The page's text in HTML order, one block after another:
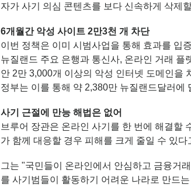
자가 사기 의심 콘텐츠를 보다 신속하게 삭제
6개월간 악성 사이트 2만3천 개 차단
이번 정책은 이미 시범사업을 통해 효과를 입
뉴질랜드 주요 은행과 통신사, 온라인 거래
안 2만 3,000개 이상의 악성 인터넷 도메인을
정부는 이를 통해 약 2,380만 뉴질랜드달러에
사기 근절에 만능 해법은 없어
브루어 장관은 온라인 사기를 한 번에 해결할
가 함께 대응할 경우 피해를 크게 줄일 수 있다
그는 "국민들이 온라인에서 안심하고 금융거
를 사기범들이 활동하기 어려운 나라로 만드